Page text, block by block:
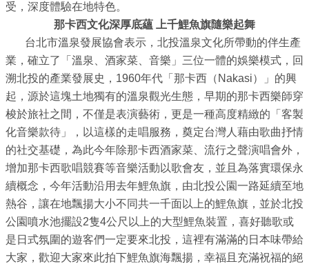
業
服
務
商
業
管
理
業
展
受，深度體驗在地特色。
那卡西文化深厚底蘊 上千鯉魚旗隨樂起舞
台北市溫泉發展協會表示，北投溫泉文化所帶動的伴生產
業，確立了「溫泉、酒家菜、音樂」三位一體的娛樂模式，回
溯北投的產業發展史，1960年代「那卡西（Nakasi）」的興
起，源於這塊土地獨有的溫泉觀光生態，早期的那卡西樂師穿
梭於旅社之間，不僅是表演藝術，更是一種高度精緻的「客製
化音樂款待」，以這樣的走唱服務，奠定台灣人藉由歌曲抒情
的社交基礎，為此今年除那卡西酒家菜、流行之聲演唱會外，
增加那卡西歌唱競賽等音樂活動以歌會友，並且為落實環保永
續概念，今年活動沿用去年鯉魚旗，由北投公園一路延續至地
熱谷，讓在地飄揚大小不同共一千面以上的鯉魚旗，並於北投
公園噴水池擺設2隻4公尺以上的大型鯉魚裝置，喜好聽歌或
是日式氛圍的遊客們一定要來北投，這裡有滿滿的日本味帶給
大家，歡迎大家來此拍下鯉魚旗海飄揚，幸福且充滿祝福的絕